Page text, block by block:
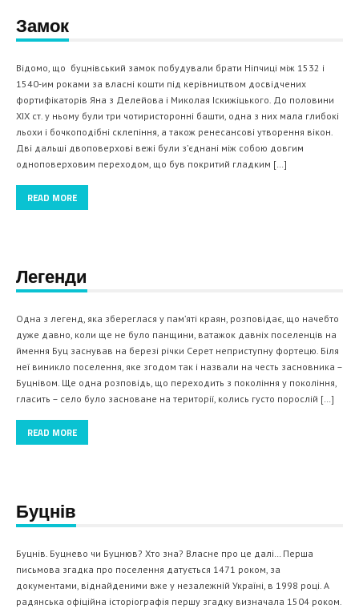
Замок
Відомо, що буцнівський замок побудували брати Ніпчиці між 1532 і
1540-им роками за власні кошти під керівництвом досвідчених
фортифікаторів Яна з Делейова і Миколая Іскижіцького. До половини
ХІХ ст. у ньому були три чотиристоронні башти, одна з них мала глибокі
льохи і бочкоподібні склепіння, а також ренесансові утворення вікон.
Дві дальші двоповерхові вежі були з’єднані між собою довгим
одноповерховим переходом, що був покритий гладким […]
READ MORE
Легенди
Одна з легенд, яка збереглася у пам’яті краян, розповідає, що начебто
дуже давно, коли ще не було панщини, ватажок давніх поселенців на
ймення Буц заснував на березі річки Серет неприступну фортецю. Біля
неї виникло поселення, яке згодом так і назвали на честь засновника –
Буцнівом. Ще одна розповідь, що переходить з покоління у покоління,
гласить – село було засноване на території, колись густо порослій […]
READ MORE
Буцнів
Буцнів. Буцнево чи Буцнюв? Хто зна? Власне про це далі… Перша
письмова згадка про поселення датується 1471 роком, за
документами, віднайденими вже у незалежній Україні, в 1998 році. А
радянська офіційна історіографія першу згадку визначала 1504 роком.